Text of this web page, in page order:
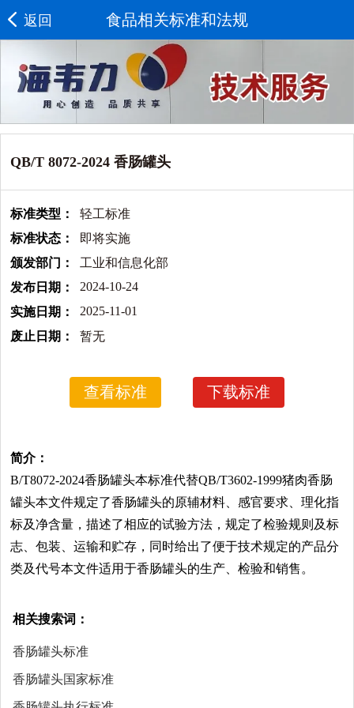
返回 食品相关标准和法规
QB/T 8072-2024 香肠罐头
标准类型：
轻工标准
标准状态：
即将实施
颁发部门：
工业和信息化部
发布日期：
2024-10-24
实施日期：
2025-11-01
废止日期：
暂无
查看标准 下载标准
简介：
B/T8072-2024香肠罐头本标准代替QB/T3602-1999猪肉香肠
罐头本文件规定了香肠罐头的原辅材料、感官要求、理化指
标及净含量，描述了相应的试验方法，规定了检验规则及标
志、包装、运输和贮存，同时给出了便于技术规定的产品分
类及代号本文件适用于香肠罐头的生产、检验和销售。
相关搜索词：
香肠罐头标准
香肠罐头国家标准